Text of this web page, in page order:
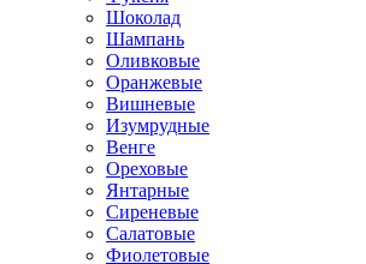
Шоколад
Шампань
Оливковые
Оранжевые
Вишневые
Изумрудные
Венге
Ореховые
Янтарные
Сиреневые
Салатовые
Фиолетовые